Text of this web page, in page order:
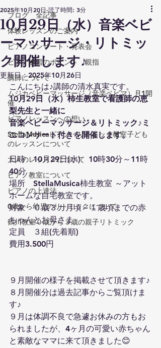
ブログ 全記事
体験レッスンのご案内
ピアノコンサート・発表会
ピアノ練習のポイント 親指
講師について
ムジカベビーマッサージ（音楽ベビマ）月1開
催
ピアノレッスンへの想い
StellaMusicaピアノ・リトミック教室子ども
のレッスンについて
大人のレッスンについて
ピアノ教室について
ピアノの上達法
0歳から幼児のリトミックについて
鶴川教室０歳から３歳の親子リトミック
10月29日（水）音楽ベビ
ーマッサージ・リトミッ
ク開催します♪
2025年10月20日 読了時間: 3分
更新日：2025年10月26日
こんにちは♪講師の清水真実です。
10月29日（水）柿生教室で看護師の恵
梨先生と一緒に
音楽ベビーマッサージ＆リトミック♪ミ
ニコンサート付きを開催します。
日時　10月29日(水)　10時30分～11時
40分
場所　StellaMusica柿生教室 ～アット
ホームな自宅教室です。
対象　０歳３カ月頃～１歳頃までの赤
ちゃんとお母さま
定員　３組(先着順)
費用3.500円
９月開催の様子を掲載させて頂きます♪
８月開催分は過去記事からご覧頂けま
す♪
９月は体調不良で急遽お休みの方もお
られましたが、4ヶ月の可愛い赤ちゃん
と素敵なママに来て頂きました😊